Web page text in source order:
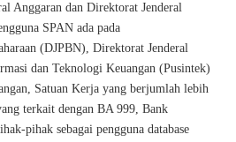
Anggaran dan Direktorat Jenderal
SPAN ada pada
(DJPBN), Direktorat Jenderal
dan Teknologi Keuangan (Pusintek)
Satuan Kerja yang berjumlah lebih
terkait dengan BA 999, Bank
pihak sebagai pengguna database